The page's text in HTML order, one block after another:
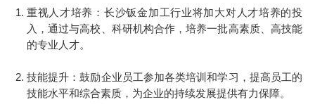
重视人才培养：长沙钣金加工行业将加大对人才培养的投
入，通过与高校、科研机构合作，培养一批高素质、高技能
的专业人才。
技能提升：鼓励企业员工参加各类培训和学习，提高员工的
技能水平和综合素质，为企业的持续发展提供有力保障。